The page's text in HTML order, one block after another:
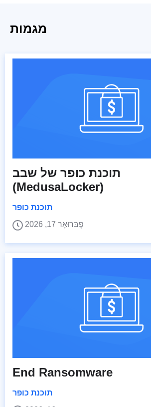
מגמות
תוכנת כופר של שבב
(MedusaLocker)
תוכנת כופר
פֶבּרוּאָר 17, 2026
End Ransomware
תוכנת כופר